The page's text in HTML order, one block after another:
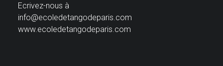
Ecrivez-nous à
info@ecoledetangodeparis.com
www.ecoledetangodeparis.com